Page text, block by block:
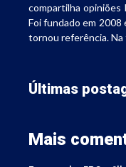
compartilha opiniões
Foi fundado em 2008
tornou referência.
Últimas
Mais